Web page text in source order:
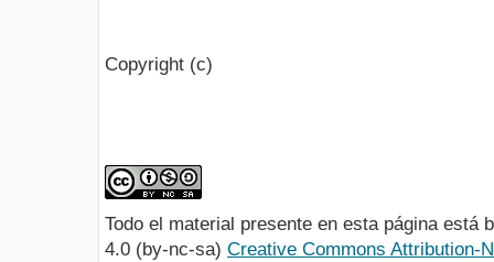
Copyright (c)
Todo el material presente en esta página está
4.0 (by-nc-sa) Creative Commons Attribution-